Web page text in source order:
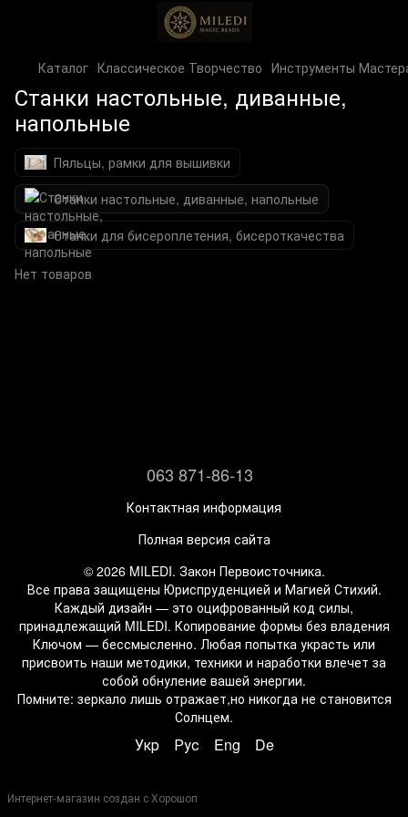
Каталог Классическое Творчество Инструменты
Станки настольные, диванные,
напольные
Пяльцы, рамки для вышивки
Станки настольные, диванные, напольные
Станки для бисероплетения, бисероткачества
Нет товаров
063 871-86-13
Контактная информация
Полная версия сайта
© 2026 MILEDI. Закон Первоисточника.
Все права защищены Юриспруденцией и Магией Стихий.
Каждый дизайн — это оцифрованный код силы,
принадлежащий MILEDI. Копирование формы без владения
Ключом — бессмысленно. Любая попытка украсть или
присвоить наши методики, техники и наработки влечет за
собой обнуление вашей энергии.
Помните: зеркало лишь отражает,но никогда не становится
Солнцем.
Укр Рус Eng De
Интернет-магазин создан с Хорошоп